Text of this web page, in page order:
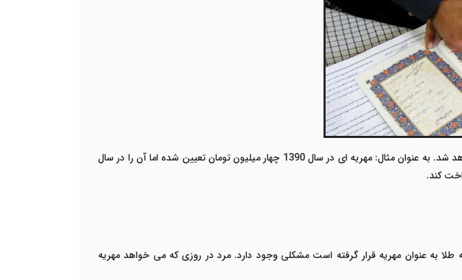
اما اگر مهریه تعیین شده وجه رایج کشور باشد به دلیل افزایش تورم به ارزش روز محاسبه خواهد شد. به عنوان مثال: مهریه ای در سال 1390 چهار میلیون تومان تعیین شده اما آن را در سال
به عنوان مهریه قرار گرفته است مشکلی وجود دارد. مرد در روزی که می خواهد مهریه